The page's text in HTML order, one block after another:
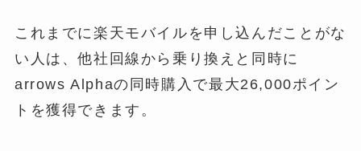
これまでに楽天モバイルを申し込んだことがな
い人は、他社回線から乗り換えと同時に
arrows Alphaの同時購入で最大26,000ポイン
トを獲得できます。